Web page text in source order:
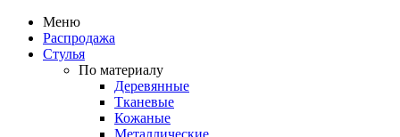
Меню
Распродажа
Стулья
По материалу
Деревянные
Тканевые
Кожаные
Металлические